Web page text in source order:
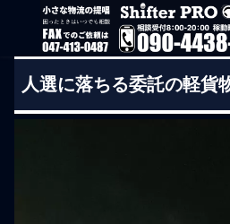
人選に落ちる委託の軽貨